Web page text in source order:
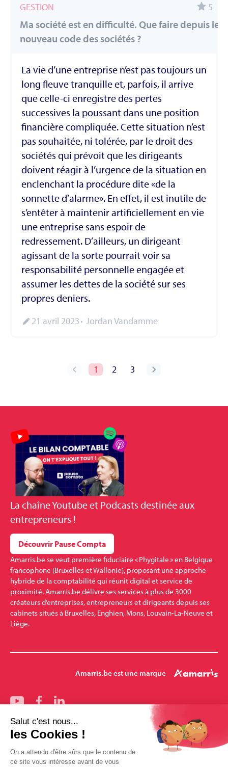
GESTION 5
Ma société est en difficulté. Que faire depuis le
nouveau code des sociétés ?
La vie d’une entreprise n’est pas toujours un
long fleuve tranquille et, parfois, il arrive
que celle-ci enregistre des pertes
successives la poussant dans une position
financière compliquée. Cette situation n’est
pas souhaitée, ni tolérée, par le droit des
sociétés qui prévoit que les dirigeants
doivent réagir à l’urgence de la situation en
enclenchant la procédure dite «de la
sonnette d’alarme». En effet, il est inutile de
s’entêter à maintenir artificiellement en vie
une entreprise sans espoir de
redressement. D’ailleurs, un dirigeant
agissant de la sorte pourrait voir sa
responsabilité personnelle engagée et
assumer les dettes de la société sur ses
propres deniers.
21 avril 2023 Jordan Vandamme
1 2 3
La chaîne Youtube et Podcasts destinée aux
entrepreneurs !
Découvrir Pause Compta
Amarris.be se veut première fiduciaire « Phygitale » en Belgique
francophone (Bruxelles et Wallonie), proposant une approche
hybride de la comptabilité qui réunit digital et service de
proximité. Amarris.be délivre ses services à plus de 3000
créateurs d’entreprises, entrepreneurs et dirigeants depuis ses
cabinets situés à Bruxelles, Enghien, Mons, Louvain-La-Neuve et
Liège.
Amarris.be est une marque
Bruxelles
Enghien
Mons
Louvain-la-Neuve
Pharmalex
Amarris-Santé